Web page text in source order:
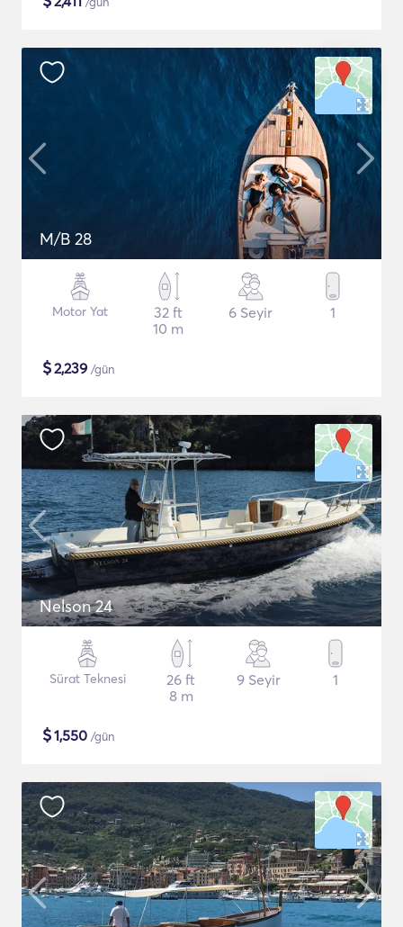
M/B 28
Motor Yat
32 ft
10 m
6 Seyir 1
$2,239 /gün
Nelson 24
Sürat Teknesi
26 ft
8 m
9 Seyir 1
$1,550 /gün